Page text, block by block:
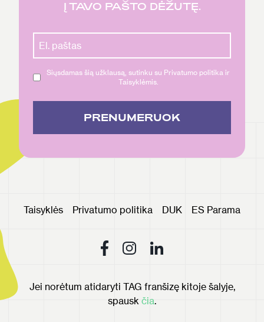
Į TAVO PAŠTO DĖŽUTĘ.
Siųsdamas šią užklausą, sutinku su Privatumo politika ir
Taisyklėmis.
PRENUMERUOK
Taisyklės Privatumo politika DUK ES Parama
Jei norėtum atidaryti TAG franšizę kitoje šalyje,
spausk čia.